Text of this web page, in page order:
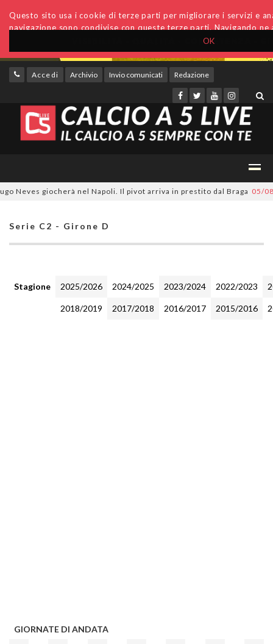
OK
Questo sito usa i cookie di terze parti per migliorare i servizi e
navigazione sono condivise con queste terze parti. Navigando
Accedi Archivio Invio comunicati Redazione
giocherà nel Napoli. Il pivot arriva in prestito dal Braga 05/08/
Serie C2 - Girone D
Stagione 2025/2026 2024/2025 2023/2024 2022/2023
2018/2019 2017/2018 2016/2017 2015/2016
GIORNATE DI ANDATA